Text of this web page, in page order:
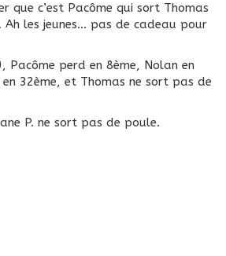
que c’est Pacôme qui sort Thomas
les jeunes… pas de cadeau pour
perd en 8ème, Nolan en
en 32ème, et Thomas ne sort pas de
P. ne sort pas de poule.